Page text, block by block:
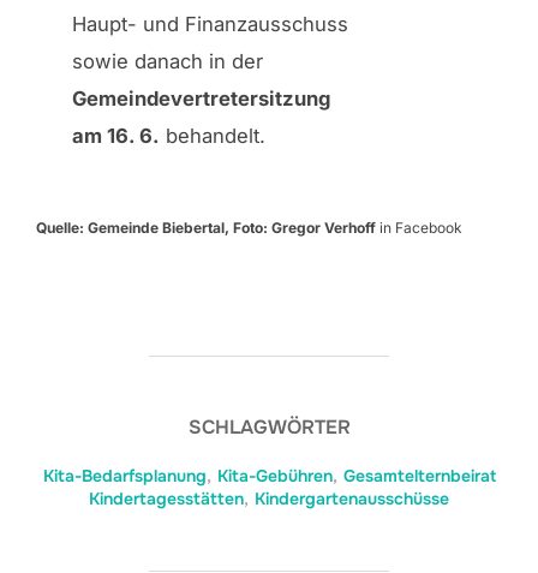
Haupt- und Finanzausschuss
sowie danach in der
Gemeindevertretersitzung
am 16. 6. behandelt.
Quelle: Gemeinde Biebertal, Foto: Gregor Verhoff in Facebook
SCHLAGWÖRTER
Kita-Bedarfsplanung, Kita-Gebühren, Gesamtelternbeirat
Kindertagesstätten, Kindergartenausschüsse